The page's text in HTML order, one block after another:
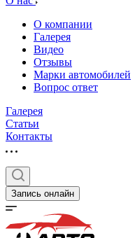
О компании
Галерея
Видео
Отзывы
Марки автомобилей
Вопрос ответ
Галерея
Статьи
Контакты
Запись онлайн